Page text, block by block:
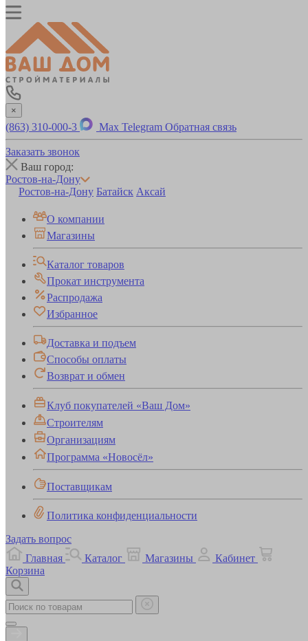
×
(863) 310-000-3 Max Telegram Обратная связь
Заказать звонок
Ваш город:
Ростов-на-Дону
Ростов-на-Дону Батайск Аксай
О компании
Магазины
Каталог товаров
Прокат инструмента
Распродажа
Избранное
Доставка и подъем
Способы оплаты
Возврат и обмен
Клуб покупателей «Ваш Дом»
Строителям
Организациям
Программа «Новосёл»
Поставщикам
Политика конфиденциальности
Задать вопрос
Главная
Каталог Магазины
Кабинет
Корзина